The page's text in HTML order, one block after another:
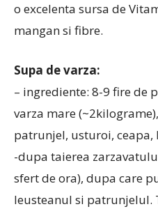
o excelenta sursa de
mangan si fibre.
Supa de varza:
– ingrediente: 8-9 fire de
varza mare
patrunjel, usturoi, ceapa,
-dupa taierea
sfert de ora), dupa care
leusteanul si patrunjelul.